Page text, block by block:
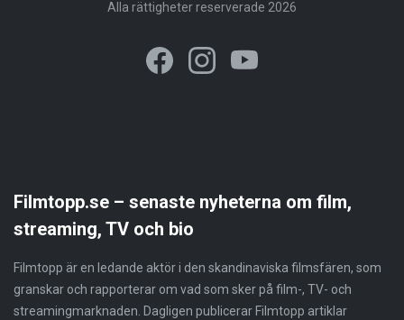
Alla rättigheter reserverade 2026
Filmtopp.se – senaste nyheterna om film,
streaming, TV och bio
Filmtopp är en ledande aktör i den skandinaviska filmsfären, som
granskar och rapporterar om vad som sker på film-, TV- och
streamingmarknaden. Dagligen publicerar Filmtopp artiklar